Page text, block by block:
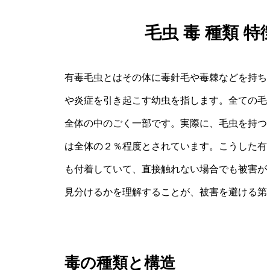
毛虫 毒 種類 特
有毒毛虫とはその体に毒針毛や毒棘などを持
や炎症を引き起こす幼虫を指します。全ての
全体の中のごく一部です。実際に、毛虫を持
は全体の２％程度とされています。こうした
も付着していて、直接触れない場合でも被害
見分けるかを理解することが、被害を避ける第
毒の種類と構造